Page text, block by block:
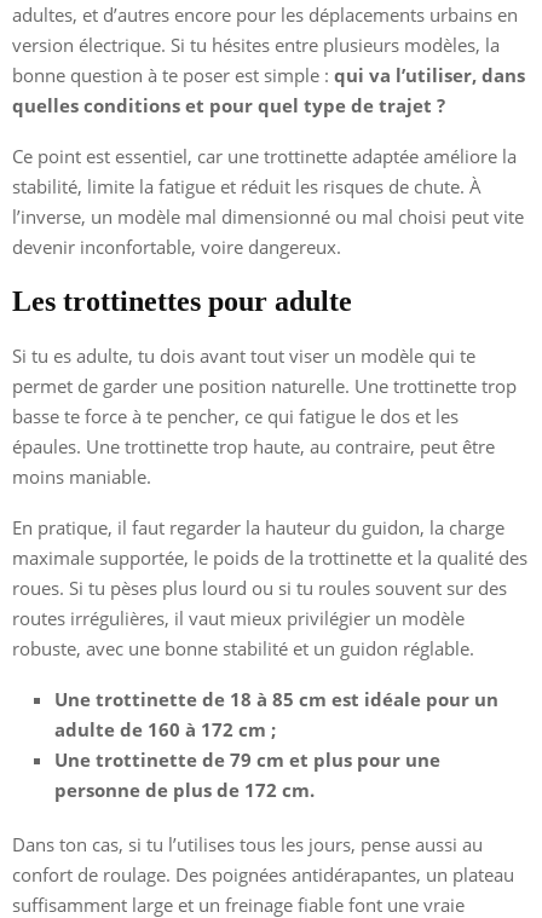
adultes, et d’autres encore pour les déplacements urbains en
version électrique. Si tu hésites entre plusieurs modèles, la
bonne question à te poser est simple : qui va l’utiliser, dans
quelles conditions et pour quel type de trajet ?
Ce point est essentiel, car une trottinette adaptée améliore la
stabilité, limite la fatigue et réduit les risques de chute. À
l’inverse, un modèle mal dimensionné ou mal choisi peut vite
devenir inconfortable, voire dangereux.
Les trottinettes pour adulte
Si tu es adulte, tu dois avant tout viser un modèle qui te
permet de garder une position naturelle. Une trottinette trop
basse te force à te pencher, ce qui fatigue le dos et les
épaules. Une trottinette trop haute, au contraire, peut être
moins maniable.
En pratique, il faut regarder la hauteur du guidon, la charge
maximale supportée, le poids de la trottinette et la qualité des
roues. Si tu pèses plus lourd ou si tu roules souvent sur des
routes irrégulières, il vaut mieux privilégier un modèle
robuste, avec une bonne stabilité et un guidon réglable.
Une trottinette de 18 à 85 cm est idéale pour un
adulte de 160 à 172 cm ;
Une trottinette de 79 cm et plus pour une
personne de plus de 172 cm.
Dans ton cas, si tu l’utilises tous les jours, pense aussi au
confort de roulage. Des poignées antidérapantes, un plateau
suffisamment large et un freinage fiable font une vraie